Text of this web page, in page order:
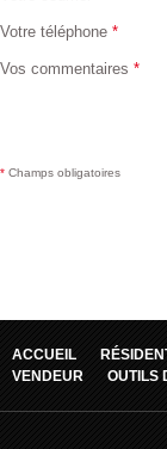
Votre téléphone *
Vos commentaires *
* Champs obligatoires
ACCUEIL
VENDEUR
OUTILS